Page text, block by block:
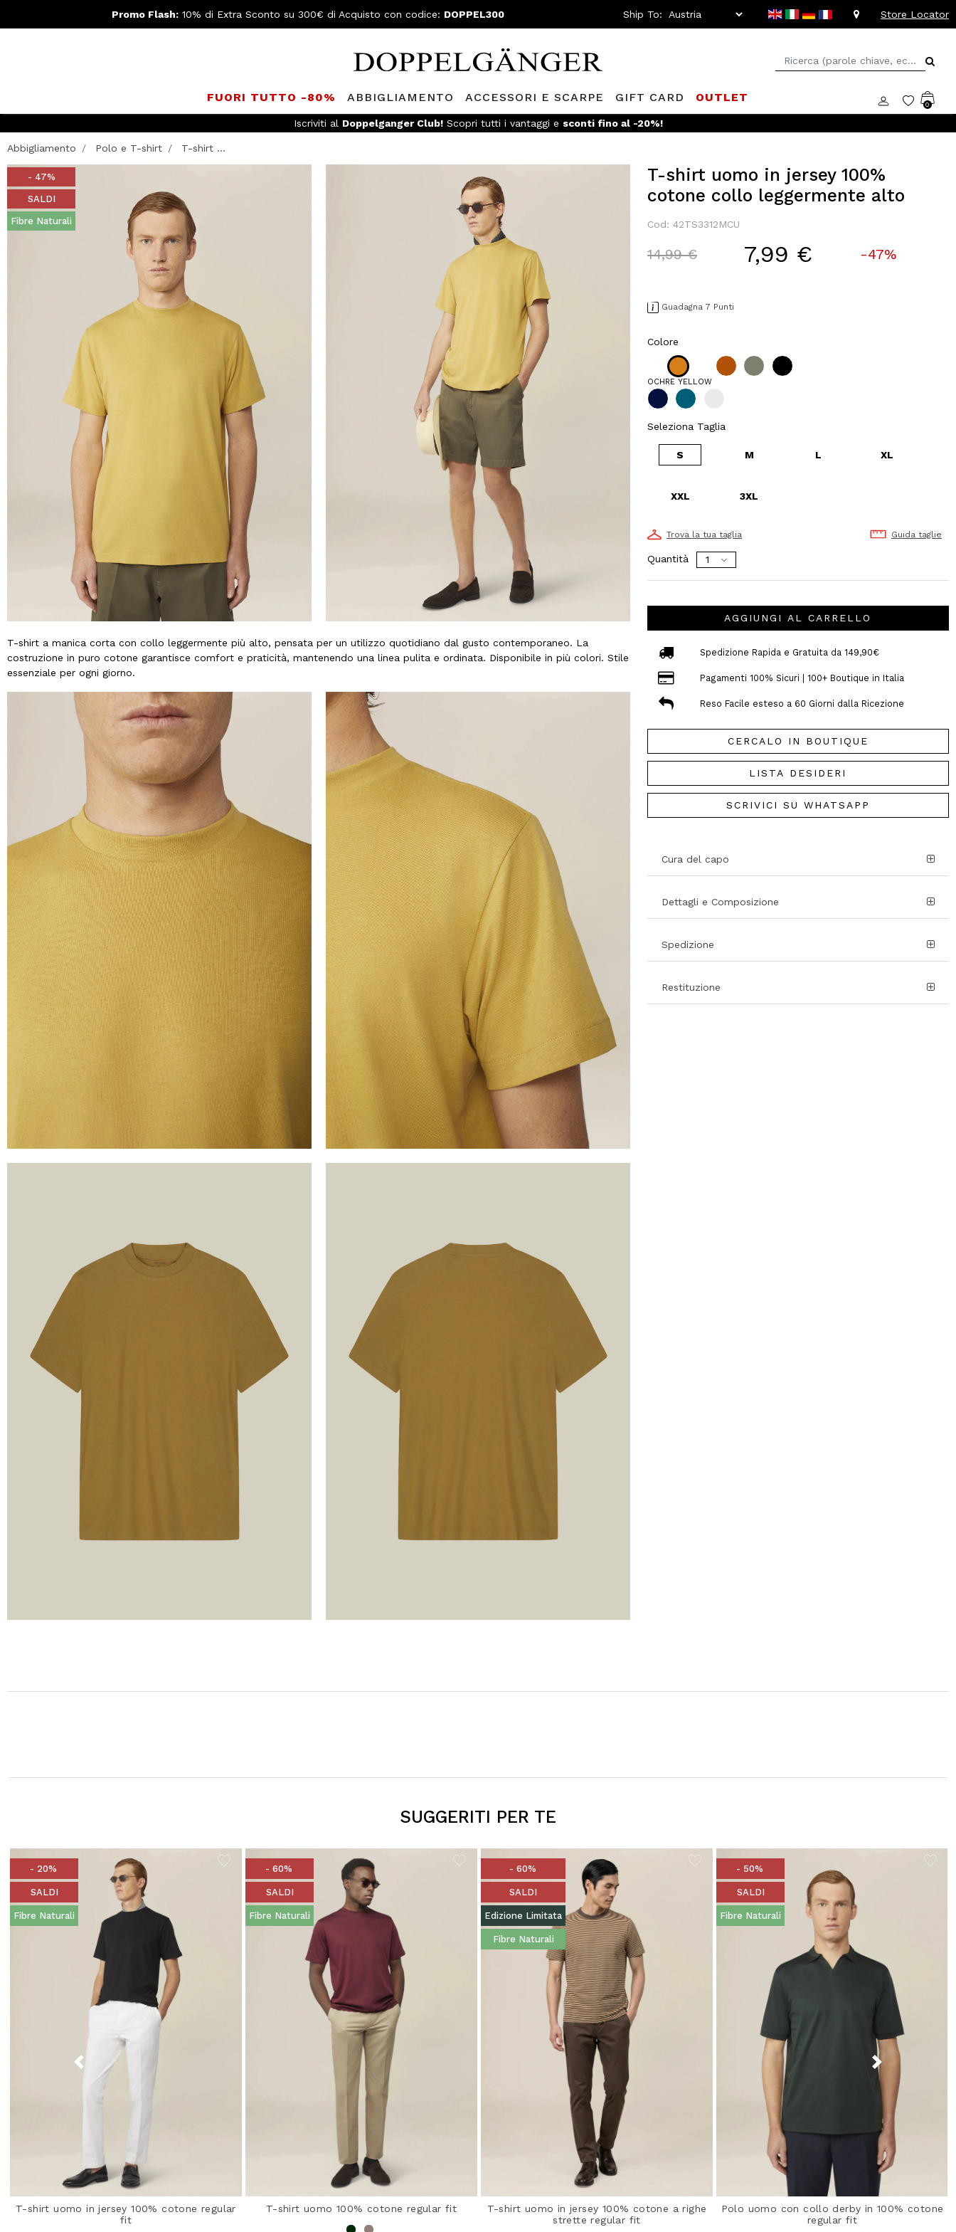
Promo Flash:10% di Extra Sconto su 300€ di Acquisto con codice: DOPPEL300 Ship To: Store Locator
FUORI TUTTO -80% ABBIGLIAMENTO ACCESSORI E SCARPE GIFT CARD OUTLET
0
Iscriviti al Doppelganger Club!Scopri tutti i vantaggi e sconti fino al -20%!
Abbigliamento Polo e T-shirt T-shirt ...
- 47%
SALDI
Fibre Naturali
T-shirt a manica corta con collo leggermente più alto, pensata per un utilizzo quotidiano dal gusto contemporaneo. La
costruzione in puro cotone garantisce comfort e praticità, mantenendo una linea pulita e ordinata. Disponibile in più colori. Stile
essenziale per ogni giorno.
T-shirt uomo in jersey 100%
cotone collo leggermente alto
Cod: 42TS3312MCU
Price reduced from
14,99 €to 7,99 € -47%
Guadagna 7 Punti
Colore
OCHRE YELLOW
Seleziona Taglia
S M L XL
XXL 3XL
Trova la tua taglia Guida taglie
Quantità
AGGIUNGI AL CARRELLO
Spedizione Rapida e Gratuita da 149,90€
Pagamenti 100% Sicuri | 100+ Boutique in Italia
Reso Facile esteso a 60 Giorni dalla Ricezione
CERCALO IN BOUTIQUE
LISTA DESIDERI
SCRIVICI SU WHATSAPP
Cura del capo
Dettagli e Composizione
Spedizione
Restituzione
SUGGERITI PER TE
- 20%
SALDI
Fibre Naturali
T-shirt uomo in jersey 100% cotone regular
fit
- 60%
SALDI
Fibre Naturali
T-shirt uomo 100% cotone regular fit
- 60%
SALDI
Edizione Limitata
Fibre Naturali
T-shirt uomo in jersey 100% cotone a righe
strette regular fit
- 50%
SALDI
Fibre Naturali
Polo uomo con collo derby in 100% cotone
regular fit